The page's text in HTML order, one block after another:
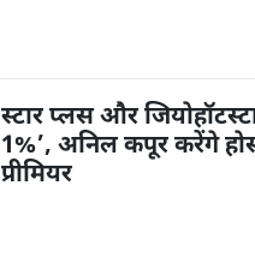
स्टार प्लस और
1%’, अनिल कपूर करेंगे
प्रीमियर